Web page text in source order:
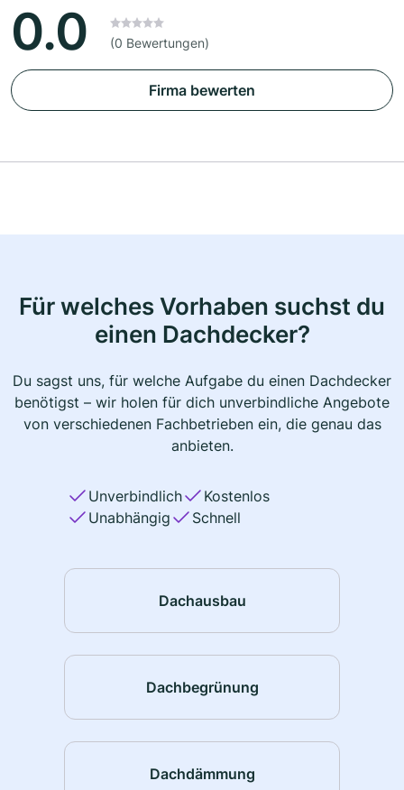
0.0 (0 Bewertungen)
Firma bewerten
Für welches Vorhaben suchst du
einen Dachdecker?
Du sagst uns, für welche Aufgabe du einen Dachdecker
benötigst – wir holen für dich unverbindliche Angebote
von verschiedenen Fachbetrieben ein, die genau das
anbieten.
Unverbindlich
Kostenlos
Unabhängig
Schnell
Dachausbau
Dachbegrünung
Dachdämmung